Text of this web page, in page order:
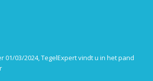
01/03/2024, TegelExpert vindt u in het pand